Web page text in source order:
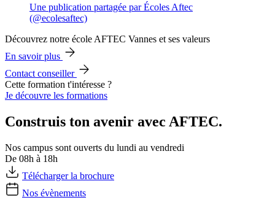
Une publication partagée par Écoles Aftec
(@ecolesaftec)
Découvrez notre école AFTEC Vannes et ses valeurs
En savoir plus
Contact conseiller
Cette formation t'intéresse ?
Je découvre les formations
Construis ton avenir avec AFTEC.
Nos campus sont ouverts du lundi au vendredi
De 08h à 18h
Télécharger la brochure
Nos évènements